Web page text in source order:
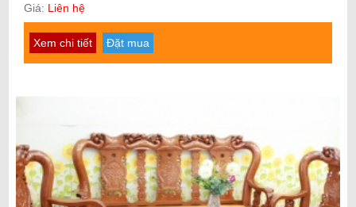
Giá: Liên hệ
Xem chi tiết Đặt mua